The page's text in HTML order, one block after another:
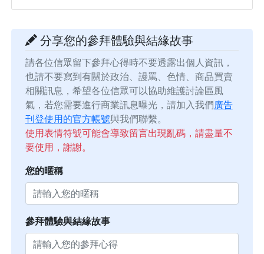
分享您的參拜體驗與結緣故事
請各位信眾留下參拜心得時不要透露出個人資訊，
也請不要寫到有關於政治、謾罵、色情、商品買賣
相關訊息，希望各位信眾可以協助維護討論區風
氣，若您需要進行商業訊息曝光，請加入我們廣告
刊登使用的官方帳號與我們聯繫。
使用表情符號可能會導致留言出現亂碼，請盡量不
要使用，謝謝。
您的暱稱
參拜體驗與結緣故事